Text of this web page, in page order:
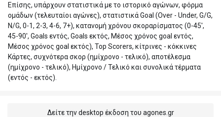
Επίσης, υπάρχουν στατιστικά με το ιστορικό αγώνων, φόρμα
ομάδων (τελευταίοι αγώνες), στατιστικά Goal (Over - Under, G/G,
N/G, 0-1, 2-3, 4-6, 7+), κατανομή χρόνου σκοραρίσματος (0-45',
45-90', Goals εντός, Goals εκτός, Μέσος χρόνος goal εντός,
Μέσος χρόνος goal εκτός), Top Scorers, κίτρινες - κόκκινες
Κάρτες, συχνότερα σκορ (ημίχρονο - τελικό), αποτέλεσμα
(ημίχρονο - τελικό), Ημίχρονο / Τελικό και συνολικά τέρματα
(εντός - εκτός).
Δείτε την desktop έκδοση του agones.gr